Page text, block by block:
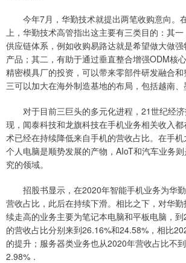
今年7月，华勤技术就提出两笔收购意向。
上，华勤技术高管指出这主要有三类目的：其
供应链体系，例如收购易路达就是希望做大做
产品；其二，有助于通过垂直整合增强ODM核
精密模具厂的投资，可以带来零部件研发融合
三可以加大在海外制造基地的布局，包括越南、
对于目前三巨头的多元化进程，21世纪经济
现，闻泰科技和龙旗科技在手机业务相关收入
术已经在持续降低来自手机的营收占比。在手
个人电脑是顺势发展的产物，AIoT和汽车业务
究的领域。
招股书显示，在2020年智能手机业务为华
营收占比，此后在持续下滑。相比之下，对华
续走高的业务主要为笔记本电脑和平板电脑，
的营收占比分别来到26.16%和24.58%，相比
的提升；服务器类业务也从2020年营收占比不
2.98%．